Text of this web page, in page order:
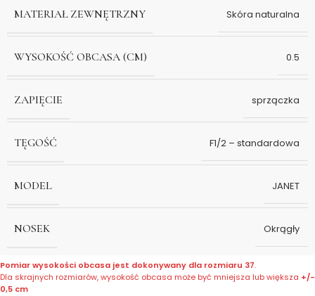
MATERIAŁ ZEWNĘTRZNY Skóra naturalna
WYSOKOŚĆ OBCASA (CM) 0.5
ZAPIĘCIE sprzączka
TĘGOŚĆ F1/2 – standardowa
MODEL JANET
NOSEK Okrągły
Pomiar wysokości obcasa jest dokonywany dla rozmiaru 37.
Dla skrajnych rozmiarów, wysokość obcasa może być mniejsza lub większa +/-
0,5 cm